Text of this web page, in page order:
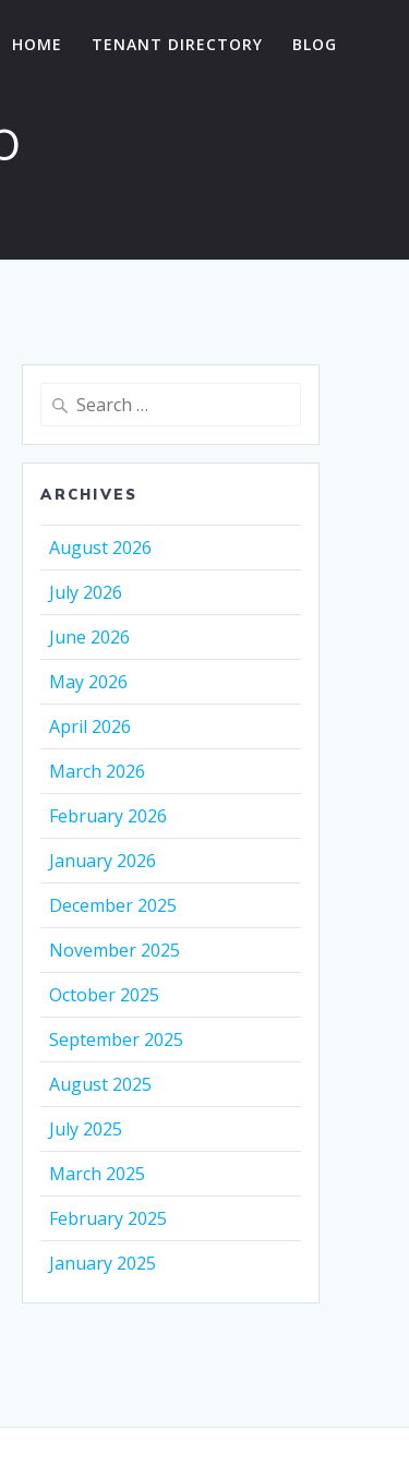
HOME TENANT DIRECTORY BLOG
Search
ARCHIVES
August 2026
July 2026
June 2026
May 2026
April 2026
March 2026
February 2026
January 2026
December 2025
November 2025
October 2025
September 2025
August 2025
July 2025
March 2025
February 2025
January 2025